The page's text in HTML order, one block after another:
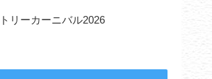
リーカーニバル2026